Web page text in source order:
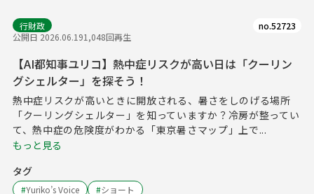
行財政
公開日 2026.06.191,048回再生
no.52723
【AI都知事ユリコ】熱中症リスクが高い日は「クーリン
グシェルター」を探そう！
熱中症リスクが高いときに開放される、暑さをしのげる場所
「クーリングシェルター」を知っていますか？冷房が整ってい
て、熱中症の危険度がわかる「東京暑さマップ」上で...
もっと見る
タグ
#Yuriko’s Voice #ショート